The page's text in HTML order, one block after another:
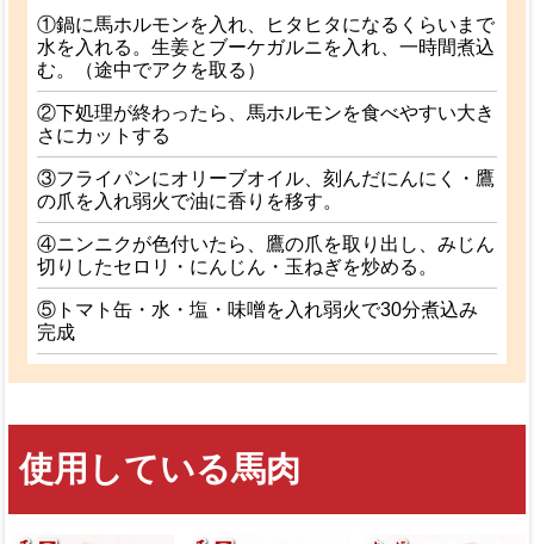
①鍋に馬ホルモンを入れ、ヒタヒタになるくらいまで
水を入れる。生姜とブーケガルニを入れ、一時間煮込
む。（途中でアクを取る）
②下処理が終わったら、馬ホルモンを食べやすい大き
さにカットする
③フライパンにオリーブオイル、刻んだにんにく・鷹
の爪を入れ弱火で油に香りを移す。
④ニンニクが色付いたら、鷹の爪を取り出し、みじん
切りしたセロリ・にんじん・玉ねぎを炒める。
⑤トマト缶・水・塩・味噌を入れ弱火で30分煮込み
完成
使用している馬肉